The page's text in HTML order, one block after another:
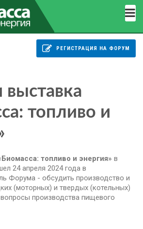
РЕГИСТРАЦИЯ НА ФОРУМ
топливо и
топливо и энергия» в
24 апреля 2024 года в
Форума - обсудить производство и
(моторных) и твердых (котельных)
производства пищевого